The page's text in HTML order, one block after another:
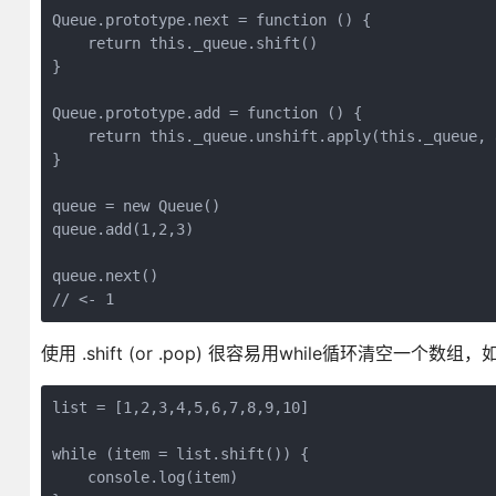
Queue.prototype.next = function () {
    return this._queue.shift()
}
Queue.prototype.add = function () {
return this._queue.unshift.apply(this._queue,
}
queue = new Queue()
queue.add(1,2,3)
queue.next()
使用 .shift (or .pop) 很容易用while循环清空一个数组，如
list = [1,2,3,4,5,6,7,8,9,10]
while (item = list.shift()) {
    console.log(item)